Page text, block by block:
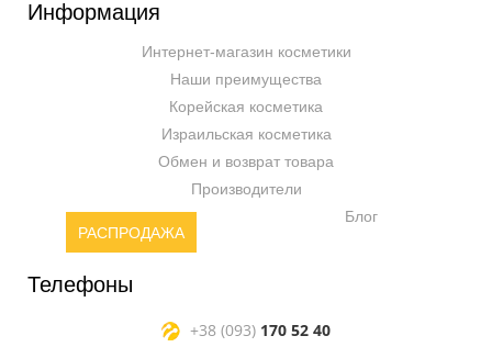
Информация
Интернет-магазин косметики
Наши преимущества
Корейская косметика
Израильская косметика
Обмен и возврат товара
Производители
РАСПРОДАЖА
Блог
Телефоны
+38 (093) 170 52 40